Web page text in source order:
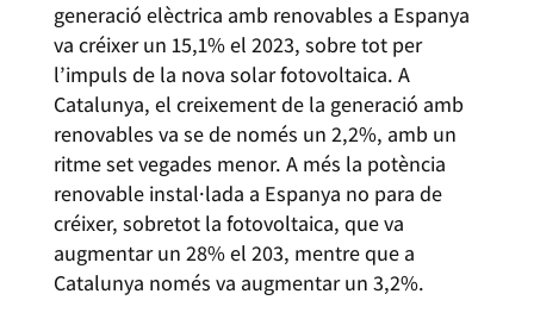
generació elèctrica amb renovables a Espanya
va créixer un 15,1% el 2023, sobre tot per
l’impuls de la nova solar fotovoltaica. A
Catalunya, el creixement de la generació amb
renovables va se de només un 2,2%, amb un
ritme set vegades menor. A més la potència
renovable instal·lada a Espanya no para de
créixer, sobretot la fotovoltaica, que va
augmentar un 28% el 203, mentre que a
Catalunya només va augmentar un 3,2%.